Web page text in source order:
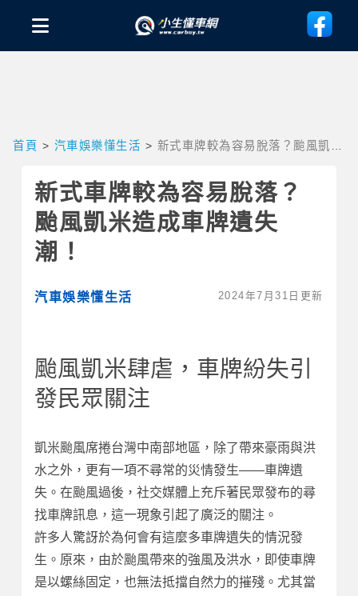
首頁 > 汽車娛樂懂生活 > 新式車牌較為容易脫落？颱風凱米
新式車牌較為容易脫落？
颱風凱米造成車牌遺失
潮！
汽車娛樂懂生活 2024年7月31日更新
颱風凱米肆虐，車牌紛失引
發民眾關注
凱米颱風席捲台灣中南部地區，除了帶來豪雨與洪
水之外，更有一項不尋常的災情發生——車牌遺
失。在颱風過後，社交媒體上充斥著民眾發布的尋
找車牌訊息，這一現象引起了廣泛的關注。
許多人驚訝於為何會有這麼多車牌遺失的情況發
生。原來，由於颱風帶來的強風及洪水，即使車牌
是以螺絲固定，也無法抵擋自然力的摧殘。尤其當